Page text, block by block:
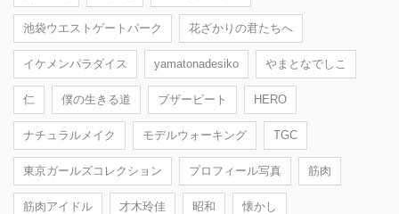
池袋ウエストゲートパーク 花ざかりの君たちへ
イケメンパラダイス yamatonadesiko やまとなでしこ
仁 僕の生きる道 ブザービート HERO
ナチュラルメイク モデルウォーキング TGC
東京ガールズコレクション プロフィール写真 筋肉
筋肉アイドル 才木玲佳 昭和 懐かし